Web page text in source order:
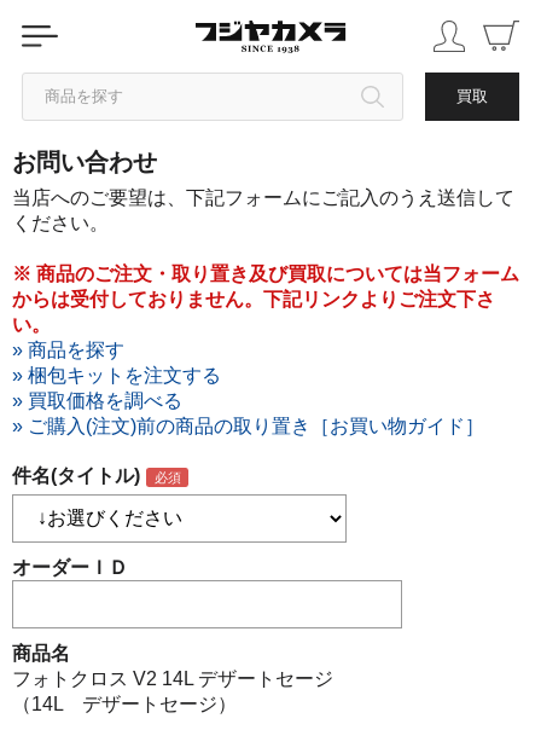
商品を探す 買取
カテゴリから探す
ブランドから探す
中古品を探す
お問い合わせ
当店へのご要望は、下記フォームにご記入のうえ送信して
ください。
※ 商品のご注文・取り置き及び買取については当フォーム
からは受付しておりません。下記リンクよりご注文下さ
い。
» 商品を探す
» 梱包キットを注文する
» 買取価格を調べる
» ご購入(注文)前の商品の取り置き［お買い物ガイド］
件名(タイトル)
オーダーＩＤ
商品名
フォトクロス V2 14L デザートセージ
（14L デザートセージ）